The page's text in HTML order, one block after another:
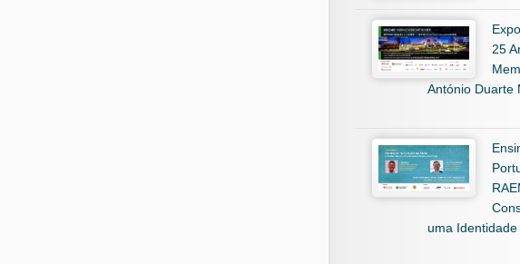
25
António Duarte
uma